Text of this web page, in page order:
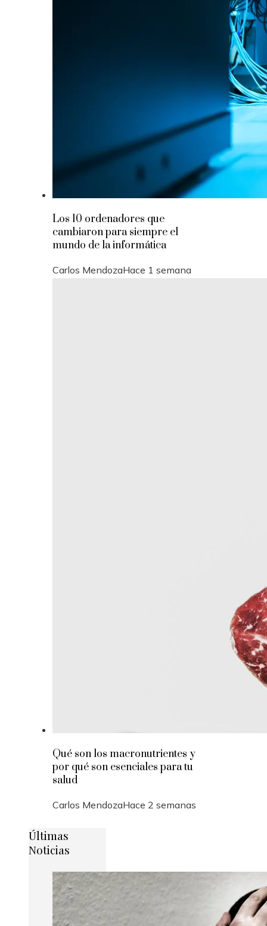
Los 10 ordenadores que
cambiaron para siempre el
mundo de la informática
Carlos MendozaHace 1 semana
Qué son los macronutrientes y
por qué son esenciales para tu
salud
Carlos MendozaHace 2 semanas
Últimas
Noticias